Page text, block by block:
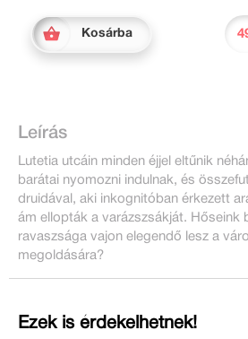
Kosárba
Leírás
Lutetia utcáin minden éjjel eltűnik
barátai nyomozni indulnak, és
druidával, aki inkognitóban érkezett
ám ellopták a varázszsákját. Hőseink
ravaszsága vajon elegendő lesz a
megoldására?
Ezek is érdekelhetnek!